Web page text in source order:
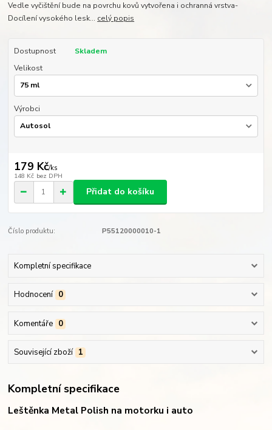
Vedle vyčištění bude na povrchu kovů vytvořena i ochranná vrstva-
Docílení vysokého lesk... celý popis
Dostupnost
Skladem
Velikost
Výrobci
179 Kč/ks
148 Kč bez DPH
Přidat do košíku
Číslo produktu: P55120000010-1
Kompletní specifikace
Hodnocení 0
Komentáře 0
Související zboží 1
Kompletní specifikace
Leštěnka Metal Polish na motorku i auto